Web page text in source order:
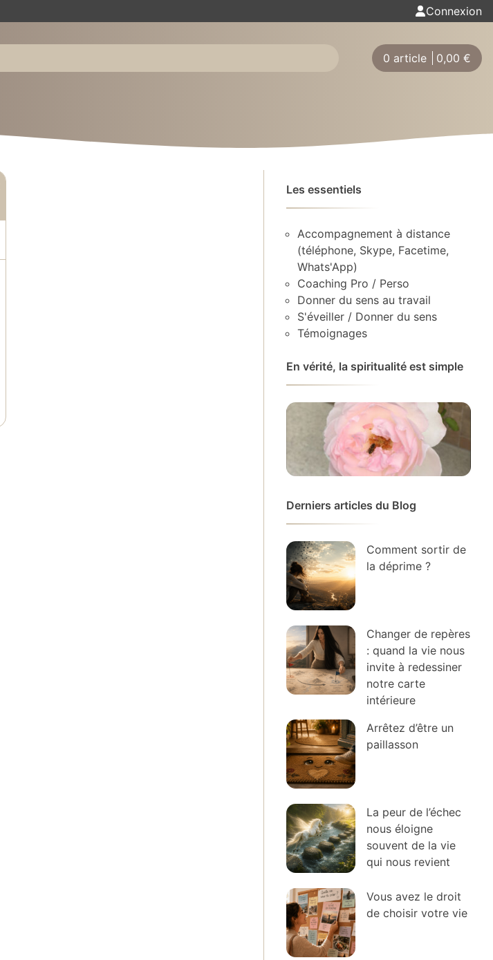
Connexion
0 article 0,00 €
Les essentiels
Accompagnement à distance
(téléphone, Skype, Facetime,
Whats'App)
Coaching Pro / Perso
Donner du sens au travail
S'éveiller / Donner du sens
Témoignages
En vérité, la spiritualité est simple
Derniers articles du Blog
Comment sortir de
la déprime ?
Changer de repères
: quand la vie nous
invite à redessiner
notre carte
intérieure
Arrêtez d’être un
paillasson
La peur de l’échec
nous éloigne
souvent de la vie
qui nous revient
Vous avez le droit
de choisir votre vie